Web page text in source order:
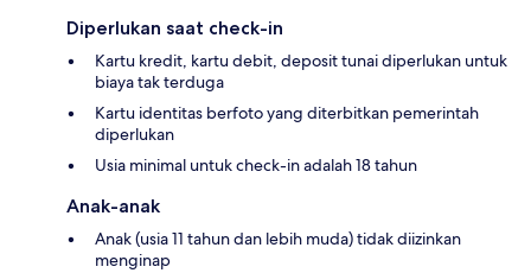
Diperlukan saat check-in
Kartu kredit, kartu debit, deposit tunai diperlukan untuk
biaya tak terduga
Kartu identitas berfoto yang diterbitkan pemerintah
diperlukan
Usia minimal untuk check-in adalah 18 tahun
Anak-anak
Anak (usia 11 tahun dan lebih muda) tidak diizinkan
menginap